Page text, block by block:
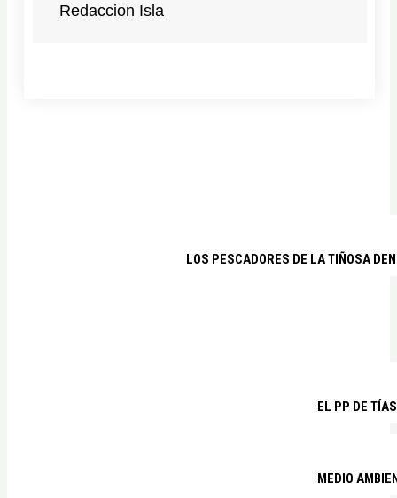
Redaccion Isla
LOS PESCADORES DE LA TIÑOSA
EL PP DE
MEDIO